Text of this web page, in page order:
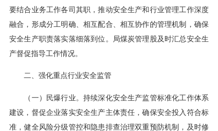
要结合业务工作各司其职，推动安全生产和行业管理工作深度
融合，形成分工明确、相互配合、相互协作的管理机制，确保
安全生产职责落实落细落到位。局煤炭管理股及时汇总安全生
产督促指导工作情况。
二、强化重点行业安全监管
（一）民爆行业。持续深化安全生产监管标准化工作体系
建设，督促企业落实安全生产主体责任，确保安全投入符合标
准，健全风险分级管控和隐患排查治理双重预防机制，及时修